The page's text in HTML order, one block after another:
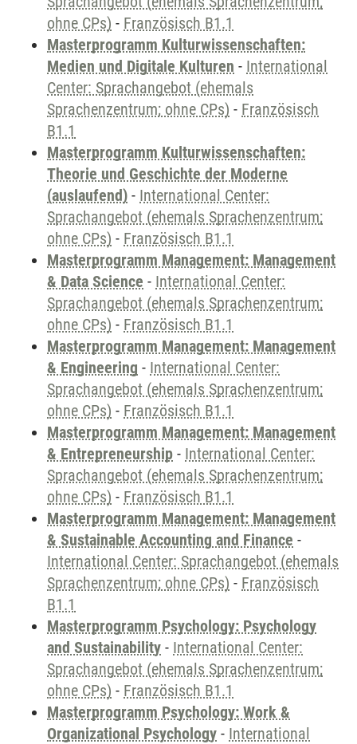
ohne CPs) - Französisch B1.1
Masterprogramm Kulturwissenschaften:
Medien und Digitale Kulturen - International
Center: Sprachangebot (ehemals
Sprachenzentrum; ohne CPs) - Französisch
B1.1
Masterprogramm Kulturwissenschaften:
Theorie und Geschichte der Moderne
(auslaufend) - International Center:
Sprachangebot (ehemals Sprachenzentrum;
ohne CPs) - Französisch B1.1
Masterprogramm Management: Management
& Data Science - International Center:
Sprachangebot (ehemals Sprachenzentrum;
ohne CPs) - Französisch B1.1
Masterprogramm Management: Management
& Engineering - International Center:
Sprachangebot (ehemals Sprachenzentrum;
ohne CPs) - Französisch B1.1
Masterprogramm Management: Management
& Entrepreneurship - International Center:
Sprachangebot (ehemals Sprachenzentrum;
ohne CPs) - Französisch B1.1
Masterprogramm Management: Management
& Sustainable Accounting and Finance -
International Center: Sprachangebot (ehemals
Sprachenzentrum; ohne CPs) - Französisch
B1.1
Masterprogramm Psychology: Psychology
and Sustainability - International Center:
Sprachangebot (ehemals Sprachenzentrum;
ohne CPs) - Französisch B1.1
Masterprogramm Psychology: Work &
Organizational Psychology - International